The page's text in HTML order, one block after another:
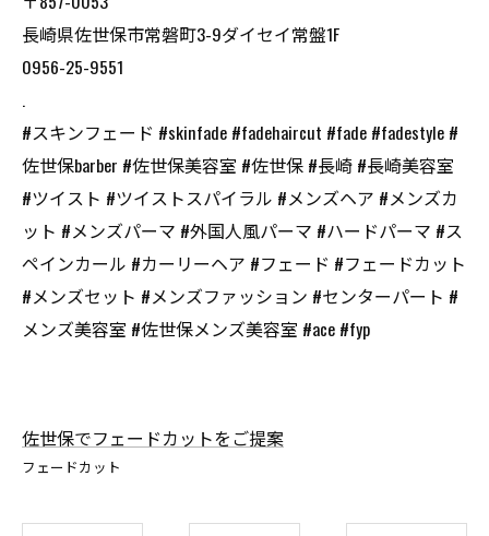
長崎県佐世保市常磐町3-9ダイセイ常盤1F
0956-25-9551
.
#スキンフェード #skinfade #fadehaircut #fade #fadestyle #
佐世保barber #佐世保美容室 #佐世保 #長崎 #長崎美容室
#ツイスト #ツイストスパイラル #メンズヘア #メンズカ
ット #メンズパーマ #外国人風パーマ #ハードパーマ #ス
ペインカール #カーリーヘア #フェード #フェードカット
#メンズセット #メンズファッション #センターパート #
メンズ美容室 #佐世保メンズ美容室 #ace #fyp
佐世保でフェードカットをご提案
フェードカット